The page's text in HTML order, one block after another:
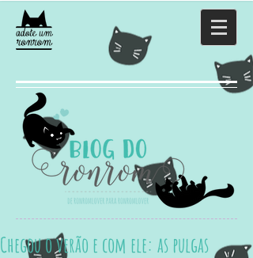
Chegou o verão e com ele: as pulgas